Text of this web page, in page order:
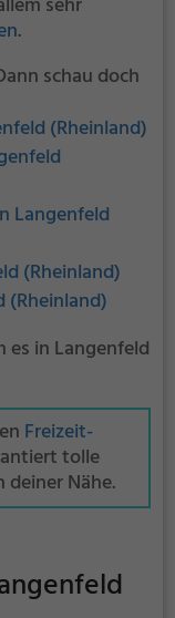
.
schau doch
(Rheinland)
Langenfeld
(Rheinland)
(Rheinland)
es in Langenfeld
Freizeit-
tolle
Nähe.